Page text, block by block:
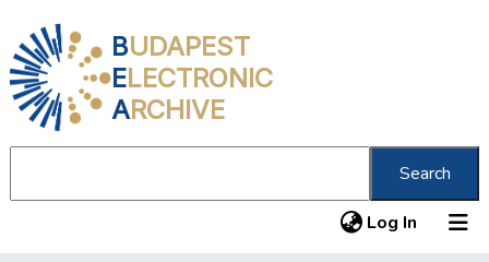
BUDAPEST
ELECTRONIC
ARCHIVE
Search
Log In (current)